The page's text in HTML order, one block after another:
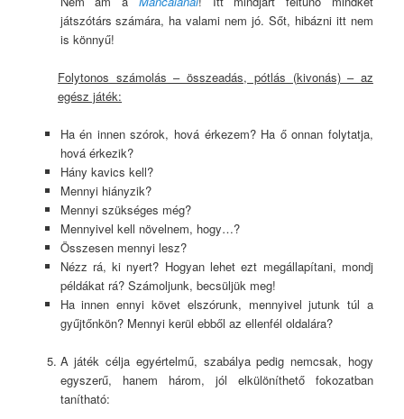
játszótárs számára, ha valami nem jó. Sőt, hibázni itt nem
is könnyű!
Folytonos számolás – összeadás, pótlás (kivonás) – az
egész játék:
Ha én innen szórok, hová érkezem? Ha ő onnan folytatja,
hová érkezik?
Hány kavics kell?
Mennyi hiányzik?
Mennyi szükséges még?
Mennyivel kell növelnem, hogy…?
Összesen mennyi lesz?
Nézz rá, ki nyert? Hogyan lehet ezt megállapítani, mondj
példákat rá? Számoljunk, becsüljük meg!
Ha innen ennyi követ elszórunk, mennyivel jutunk túl a
gyűjtőnkön? Mennyi kerül ebből az ellenfél oldalára?
A játék célja egyértelmű, szabálya pedig nemcsak, hogy
egyszerű, hanem három, jól elkülöníthető fokozatban
tanítható: